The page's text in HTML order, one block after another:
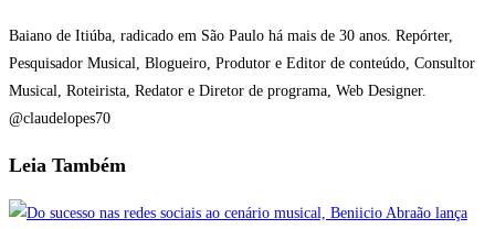
Baiano de Itiúba, radicado em São Paulo há mais de 30 anos. Repórter,
Pesquisador Musical, Blogueiro, Produtor e Editor de conteúdo, Consultor
Musical, Roteirista, Redator e Diretor de programa, Web Designer.
@claudelopes70
Leia Também